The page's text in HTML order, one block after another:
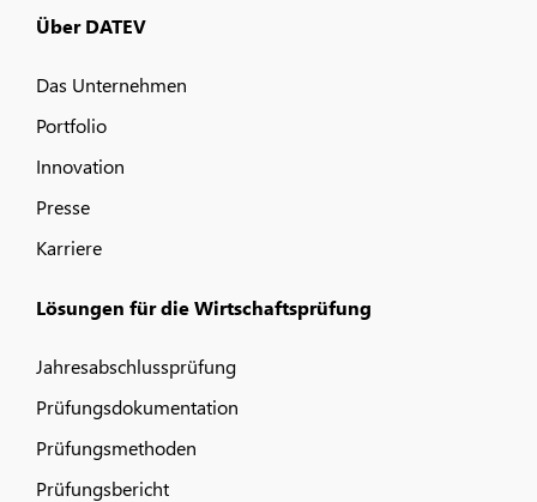
Über DATEV
Das Unternehmen
Portfolio
Innovation
Presse
Karriere
Lösungen für die Wirtschaftsprüfung
Jahresabschlussprüfung
Prüfungsdokumentation
Prüfungsmethoden
Prüfungsbericht